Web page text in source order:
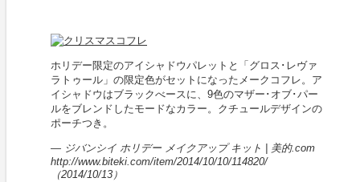
ホリデー限定のアイシャドウパレットと「グロス･レヴァ
ラトゥール」の限定色がセットになったメークコフレ。ア
イシャドウはブラックべースに、9色のマザー･オブ･パー
ルをブレンドしたモードなカラー。クチュールデザインの
ポーチつき。
― ジバンシイ ホリデー メイクアップ キット | 美的.com
http://www.biteki.com/item/2014/10/10/114820/
（2014/10/13）